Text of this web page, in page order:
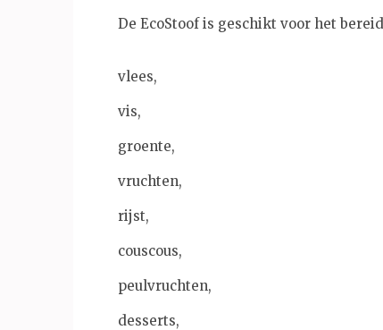
De EcoStoof is geschikt voor het
vlees,
vis,
groente,
vruchten,
rijst,
couscous,
peulvruchten,
desserts,